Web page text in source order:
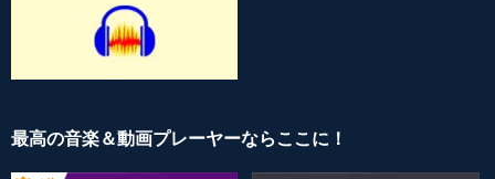
最高の音楽＆動画プレーヤーならここに！